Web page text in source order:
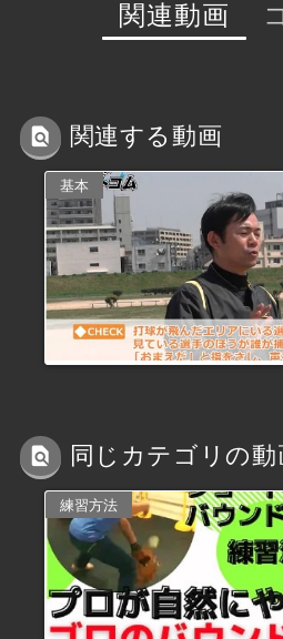
関連動画
関連する動画
基本
同じカテゴリの動
練習方法